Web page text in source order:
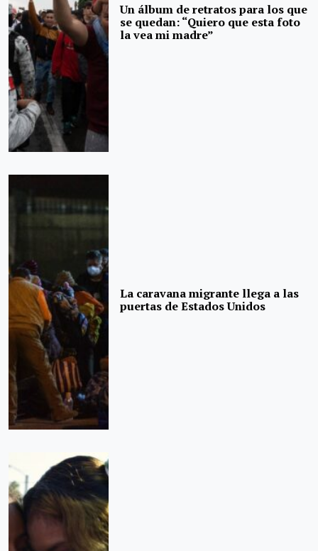
Un álbum de retratos para los que
se quedan: “Quiero que esta foto
la vea mi madre”
La caravana migrante llega a las
puertas de Estados Unidos